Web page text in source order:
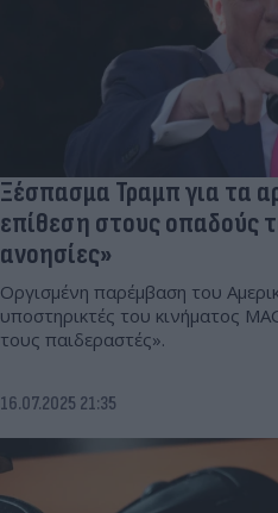
Ξέσπασμα Τραμπ για τα
επίθεση στους οπαδούς
ανοησίες»
Οργισμένη παρέμβαση του
υποστηρικτές του κινήματος
τους παιδεραστές».
16.07.2025 21:35